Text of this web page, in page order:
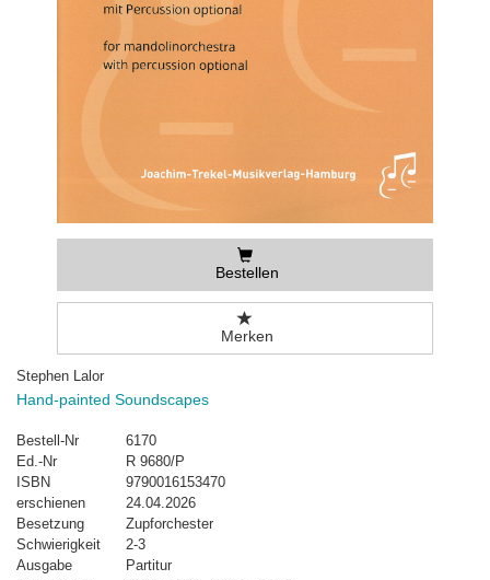
Bestellen
Merken
Stephen Lalor
Hand-painted Soundscapes
Bestell-Nr
6170
Ed.-Nr
R 9680/P
ISBN
9790016153470
erschienen
24.04.2026
Besetzung
Zupforchester
Schwierigkeit
2-3
Ausgabe
Partitur